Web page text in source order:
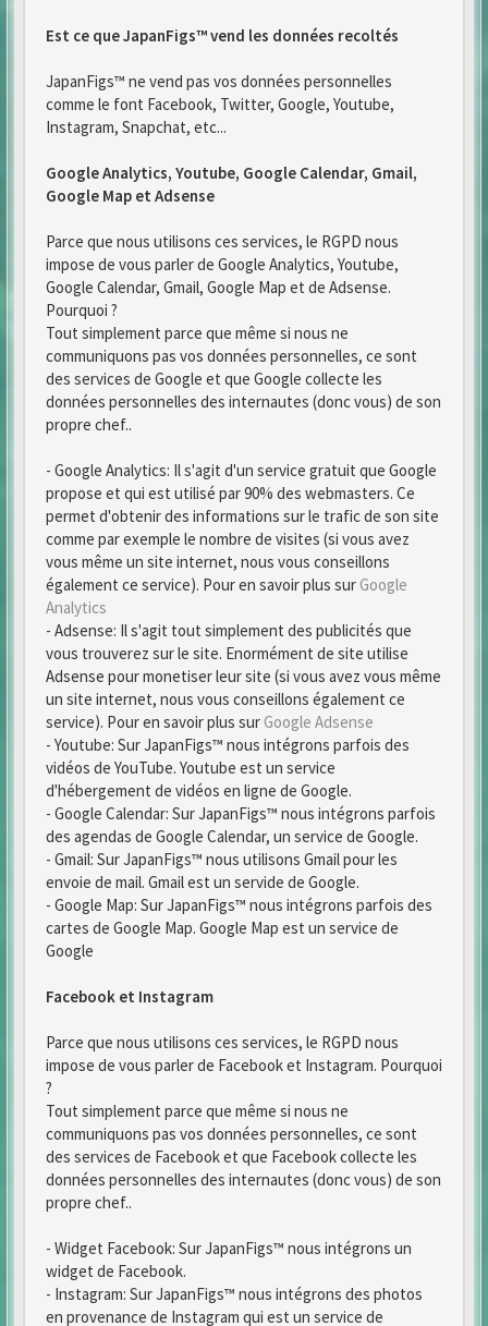
Est ce que JapanFigs™ vend les données recoltés
JapanFigs™ ne vend pas vos données personnelles
comme le font Facebook, Twitter, Google, Youtube,
Instagram, Snapchat, etc...
Google Analytics, Youtube, Google Calendar, Gmail,
Google Map et Adsense
Parce que nous utilisons ces services, le RGPD nous
impose de vous parler de Google Analytics, Youtube,
Google Calendar, Gmail, Google Map et de Adsense.
Pourquoi ?
Tout simplement parce que même si nous ne
communiquons pas vos données personnelles, ce sont
des services de Google et que Google collecte les
données personnelles des internautes (donc vous) de son
propre chef..
- Google Analytics: Il s'agit d'un service gratuit que Google
propose et qui est utilisé par 90% des webmasters. Ce
permet d'obtenir des informations sur le trafic de son site
comme par exemple le nombre de visites (si vous avez
vous même un site internet, nous vous conseillons
également ce service). Pour en savoir plus sur Google
Analytics
- Adsense: Il s'agit tout simplement des publicités que
vous trouverez sur le site. Enormément de site utilise
Adsense pour monetiser leur site (si vous avez vous même
un site internet, nous vous conseillons également ce
service). Pour en savoir plus sur Google Adsense
- Youtube: Sur JapanFigs™ nous intégrons parfois des
vidéos de YouTube. Youtube est un service
d'hébergement de vidéos en ligne de Google.
- Google Calendar: Sur JapanFigs™ nous intégrons parfois
des agendas de Google Calendar, un service de Google.
- Gmail: Sur JapanFigs™ nous utilisons Gmail pour les
envoie de mail. Gmail est un servide de Google.
- Google Map: Sur JapanFigs™ nous intégrons parfois des
cartes de Google Map. Google Map est un service de
Google
Facebook et Instagram
Parce que nous utilisons ces services, le RGPD nous
impose de vous parler de Facebook et Instagram. Pourquoi
?
Tout simplement parce que même si nous ne
communiquons pas vos données personnelles, ce sont
des services de Facebook et que Facebook collecte les
données personnelles des internautes (donc vous) de son
propre chef..
- Widget Facebook: Sur JapanFigs™ nous intégrons un
widget de Facebook.
- Instagram: Sur JapanFigs™ nous intégrons des photos
en provenance de Instagram qui est un service de